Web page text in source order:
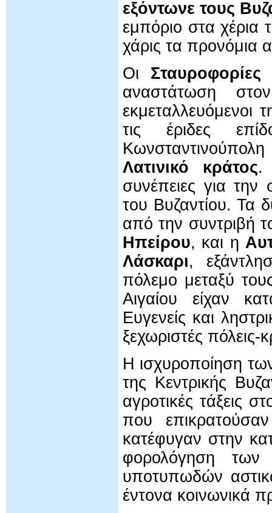
εξόντωνε τους
εμπόριο στα χέρια
χάρις τα προνόμια
Οι
αναστάτωση
εκμεταλλευόμενοι
τις έριδες
Λατινικό κράτος.
συνέπειες για
του Βυζαντίου. Τα
από την συντριβή
Ηπείρου, και η
Λάσκαρι,
πόλεμο μεταξύ
Αιγαίου είχαν
Ευγενείς και
ξεχωριστές πόλεις-
Η ισχυροποίηση
της Κεντρικής
αγροτικές τάξεις
που
κατέφυγαν στην
φορολόγηση
υποτυπωδών
έντονα κοινωνικά